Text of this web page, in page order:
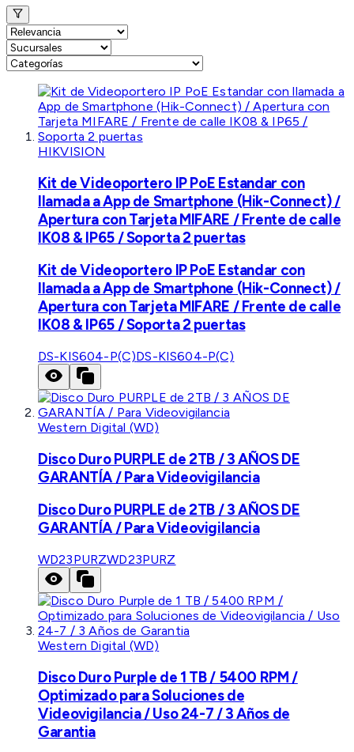
HIKVISION
Kit de Videoportero IP PoE Estandar con
llamada a App de Smartphone (Hik-Connect) /
Apertura con Tarjeta MIFARE / Frente de calle
IK08 & IP65 / Soporta 2 puertas
Kit de Videoportero IP PoE Estandar con
llamada a App de Smartphone (Hik-Connect) /
Apertura con Tarjeta MIFARE / Frente de calle
IK08 & IP65 / Soporta 2 puertas
DS-KIS604-P(C)DS-KIS604-P(C)
Western Digital (WD)
Disco Duro PURPLE de 2TB / 3 AÑOS DE
GARANTÍA / Para Videovigilancia
Disco Duro PURPLE de 2TB / 3 AÑOS DE
GARANTÍA / Para Videovigilancia
WD23PURZWD23PURZ
Western Digital (WD)
Disco Duro Purple de 1 TB / 5400 RPM /
Optimizado para Soluciones de
Videovigilancia / Uso 24-7 / 3 Años de
Garantia